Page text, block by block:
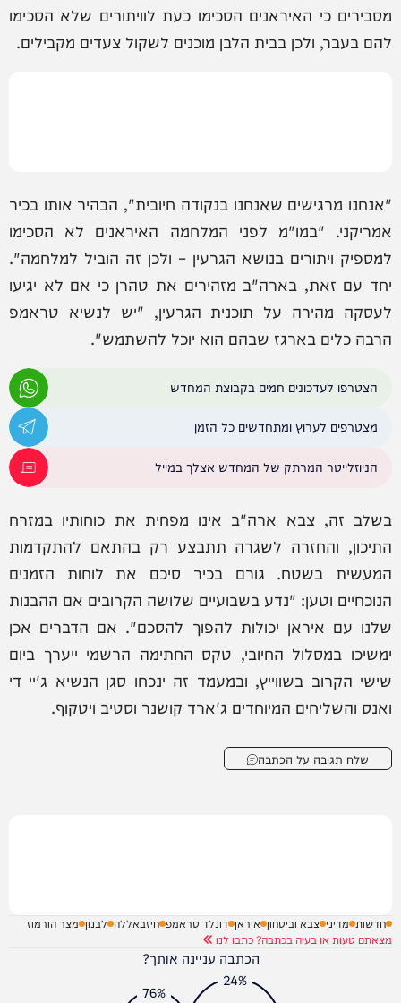
מסבירים כי האיראנים הסכימו כעת לוויתורים שלא הסכימו
להם בעבר, ולכן בבית הלבן מוכנים לשקול צעדים מקבילים.
"אנחנו מרגישים שאנחנו בנקודה חיובית", הבהיר אותו בכיר
אמריקני. "במו"מ לפני המלחמה האיראנים לא הסכימו
למספיק ויתורים בנושא הגרעין – ולכן זה הוביל למלחמה".
יחד עם זאת, בארה"ב מזהירים את טהרן כי אם לא יגיעו
לעסקה מהירה על תוכנית הגרעין, "יש לנשיא טראמפ
הרבה כלים בארגז שבהם הוא יוכל להשתמש".
הצטרפו לעדכונים חמים בקבוצת המחדש
מצטרפים לערוץ ומתחדשים כל הזמן
הניוזלייטר המרתק של המחדש אצלך במייל
בשלב זה, צבא ארה"ב אינו מפחית את כוחותיו במזרח
התיכון, והחזרה לשגרה תתבצע רק בהתאם להתקדמות
המעשית בשטח. גורם בכיר סיכם את לוחות הזמנים
הנוכחיים וטען: "נדע בשבועיים שלושה הקרובים אם ההבנות
שלנו עם איראן יכולות להפוך להסכם". אם הדברים אכן
ימשיכו במסלול החיובי, טקס החתימה הרשמי ייערך ביום
שישי הקרוב בשווייץ, ובמעמד זה ינכחו סגן הנשיא ג'יי די
ואנס והשליחים המיוחדים ג'ארד קושנר וסטיב ויטקוף.
שלח תגובה על הכתבה
חדשות מדיני צבא וביטחון איראן דונלד טראמפ חיזבאללה לבנון מצר הורמוז
מצאתם טעות או בעיה בכתבה? כתבו לנו
הכתבה עניינה אותך?
24%
76%